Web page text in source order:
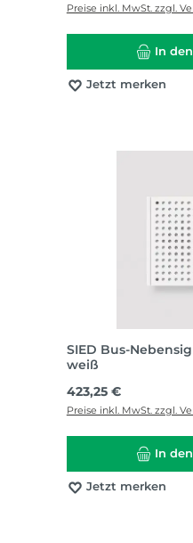
Preise inkl. MwSt. zzgl.
In
Jetzt merken
SIED Bus-
weiß
Regulärer Preis:
423,25 €
Preise inkl. MwSt. zzgl.
In
Jetzt merken